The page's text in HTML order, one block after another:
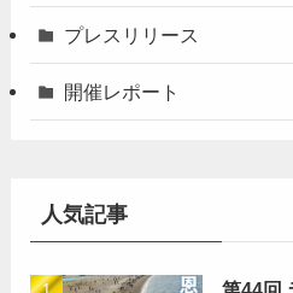
プレスリリース
開催レポート
人気記事